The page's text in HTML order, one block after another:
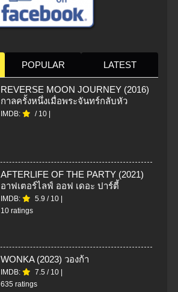
POPULAR LATEST
REVERSE MOON JOURNEY (2016)
กาลครั้งหนึ่งเมื่อพระจันทร์กลับหัว
IMDB: / 10
AFTERLIFE OF THE PARTY (2021)
อาฟเตอร์ไลฟ์ ออฟ เดอะ ปาร์ตี้
IMDB: 5.9 / 10
10 ratings
WONKA (2023) วองก้า
IMDB: 7.5 / 10
635 ratings